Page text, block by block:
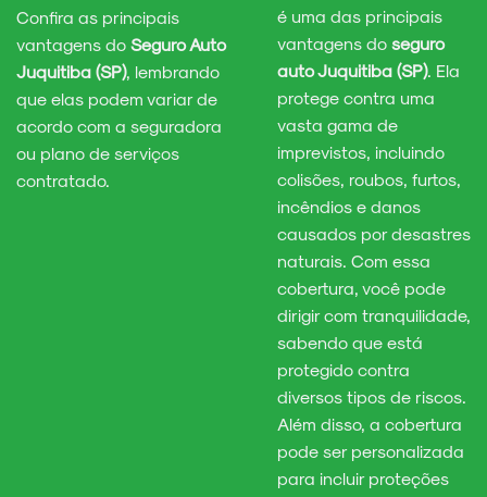
Confira as principais
vantagens do Seguro Auto
Juquitiba (SP), lembrando
que elas podem variar de
acordo com a seguradora
ou plano de serviços
contratado.
é uma das principais
vantagens do seguro
auto Juquitiba (SP). Ela
protege contra uma
vasta gama de
imprevistos, incluindo
colisões, roubos, furtos,
incêndios e danos
causados por desastres
naturais. Com essa
cobertura, você pode
dirigir com tranquilidade,
sabendo que está
protegido contra
diversos tipos de riscos.
Além disso, a cobertura
pode ser personalizada
para incluir proteções